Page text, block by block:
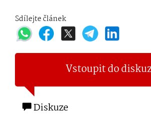
Sdílejte článek
Vstoupit do
Diskuze